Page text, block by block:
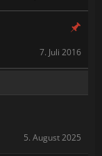
7. Juli 2016
5. August 2025